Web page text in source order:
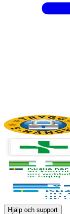
Hjälp och support